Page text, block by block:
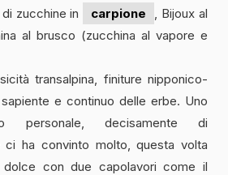
zucchine in
carpione
, Bijoux al
al brusco (zucchina al vapore e
transalpina, finiture nipponico-
e continuo delle erbe. Uno
personale, decisamente di
ci ha convinto molto, questa volta
dolce con due capolavori come il